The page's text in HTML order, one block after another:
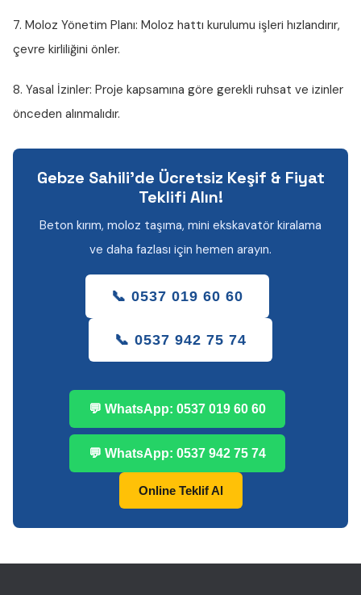
7. Moloz Yönetim Planı: Moloz hattı kurulumu işleri hızlandırır,
çevre kirliliğini önler.
8. Yasal İzinler: Proje kapsamına göre gerekli ruhsat ve izinler
önceden alınmalıdır.
Gebze Sahili'de Ücretsiz Keşif & Fiyat
Teklifi Alın!
Beton kırım, moloz taşıma, mini ekskavatör kiralama
ve daha fazlası için hemen arayın.
📞 0537 019 60 60
📞 0537 942 75 74
💬 WhatsApp: 0537 019 60 60
💬 WhatsApp: 0537 942 75 74
Online Teklif Al